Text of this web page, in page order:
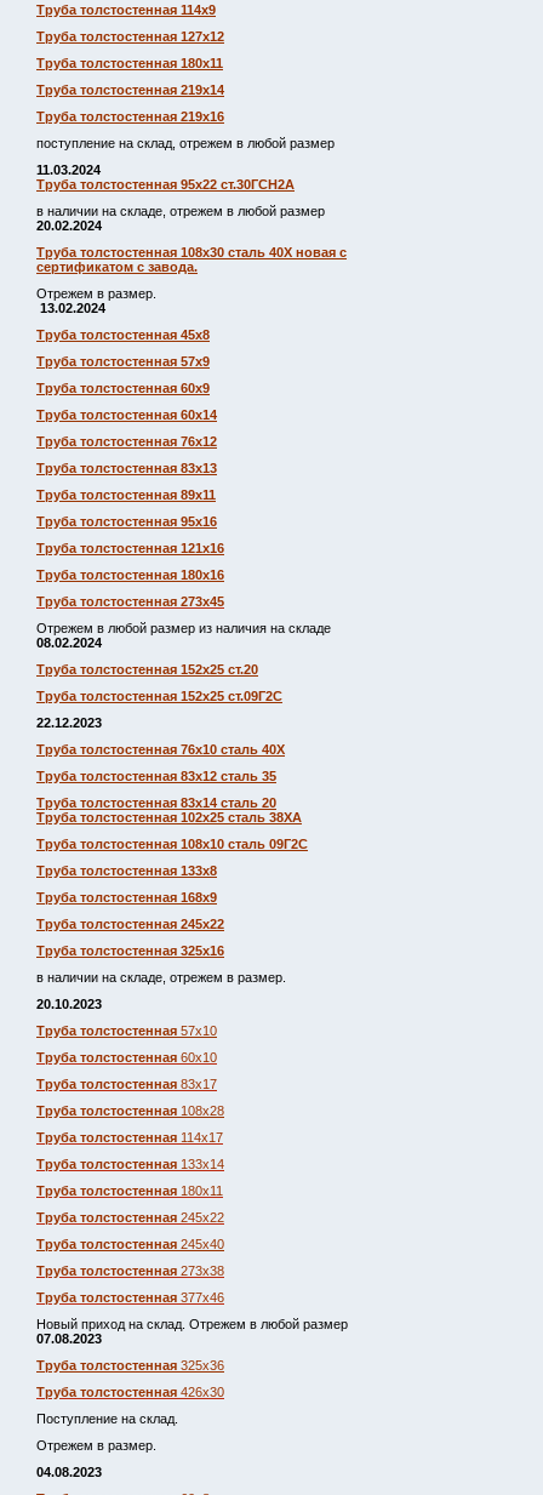
Труба толстостенная 114х9
Труба толстостенная 127х12
Труба толстостенная 180х11
Труба толстостенная 219х14
Труба толстостенная 219х16
поступление на склад, отрежем в любой размер
11.03.2024
Труба толстостенная 95х22 ст.30ГСН2А
в наличии на складе, отрежем в любой размер
20.02.2024
Труба толстостенная 108х30 сталь 40Х новая с
сертификатом с завода.
Отрежем в размер.
13.02.2024
Труба толстостенная 45х8
Труба толстостенная 57х9
Труба толстостенная 60х9
Труба толстостенная 60х14
Труба толстостенная 76х12
Труба толстостенная 83х13
Труба толстостенная 89х11
Труба толстостенная 95х16
Труба толстостенная 121х16
Труба толстостенная 180х16
Труба толстостенная 273х45
Отрежем в любой размер из наличия на складе
08.02.2024
Труба толстостенная 152х25 ст.20
Труба толстостенная 152х25 ст.09Г2С
22.12.2023
Труба толстостенная 76х10 сталь 40Х
Труба толстостенная 83х12 сталь 35
Труба толстостенная 83х14 сталь 20
Труба толстостенная 102х25 сталь 38ХА
Труба толстостенная 108х10 сталь 09Г2С
Труба толстостенная 133х8
Труба толстостенная 168х9
Труба толстостенная 245х22
Труба толстостенная 325х16
в наличии на складе, отрежем в размер.
20.10.2023
Труба толстостенная 57х10
Труба толстостенная 60х10
Труба толстостенная 83х17
Труба толстостенная 108х28
Труба толстостенная 114х17
Труба толстостенная 133х14
Труба толстостенная 180х11
Труба толстостенная 245х22
Труба толстостенная 245х40
Труба толстостенная 273х38
Труба толстостенная 377х46
Новый приход на склад. Отрежем в любой размер
07.08.2023
Труба толстостенная 325х36
Труба толстостенная 426х30
Поступление на склад.
Отрежем в размер.
04.08.2023